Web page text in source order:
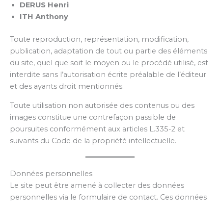
DERUS Henri
ITH Anthony
Toute reproduction, représentation, modification,
publication, adaptation de tout ou partie des éléments
du site, quel que soit le moyen ou le procédé utilisé, est
interdite sans l’autorisation écrite préalable de l’éditeur
et des ayants droit mentionnés.
Toute utilisation non autorisée des contenus ou des
images constitue une contrefaçon passible de
poursuites conformément aux articles L.335-2 et
suivants du Code de la propriété intellectuelle.
Données personnelles
Le site peut être amené à collecter des données
personnelles via le formulaire de contact. Ces données